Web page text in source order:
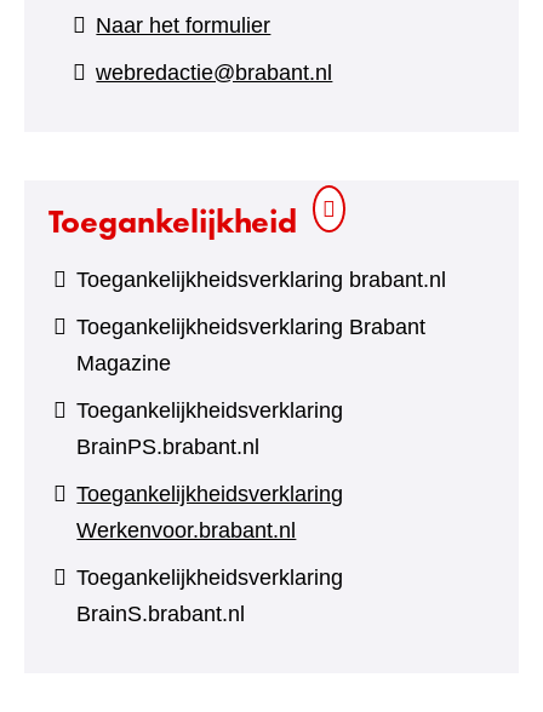
Naar het formulier(verwijst
naar
webredactie@brabant.nl
Toegankelijkheid
Toegankelijkheidsverklaring brabant.nl
Toegankelijkheidsverklaring Brabant
Magazine
Toegankelijkheidsverklaring
BrainPS.brabant.nl
Toegankelijkheidsverklaring
Werkenvoor.brabant.nl
Toegankelijkheidsverklaring
BrainS.brabant.nl